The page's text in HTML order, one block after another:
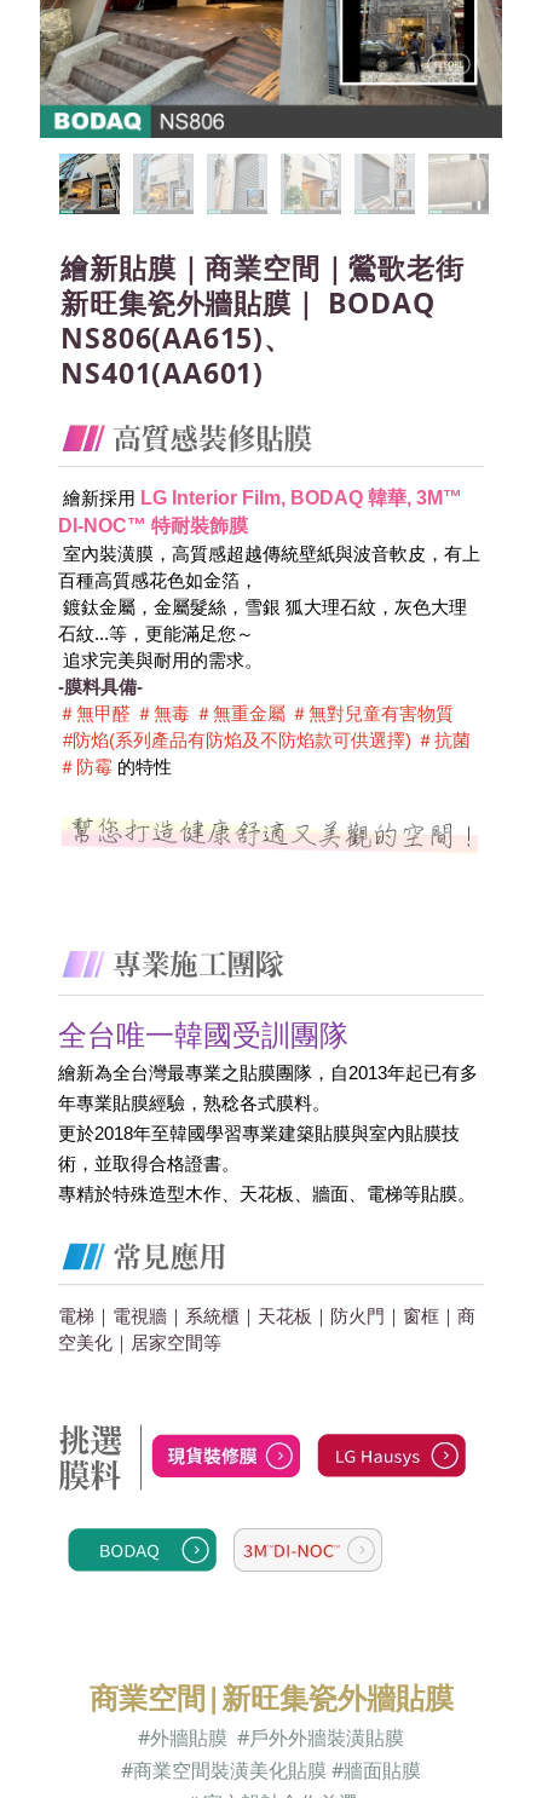
繪新貼膜｜商業空間｜鶯歌老街
新旺集瓷外牆貼膜｜ BODAQ
NS806(AA615)、
NS401(AA601)
繪新採用 LG Interior Film, BODAQ 韓華, 3M™
DI-NOC™ 特耐裝飾膜
百種高質感花色如金箔，
石紋...等，更能滿足您～
追求完美與耐用的需求。
-膜料具備-
＃無甲醛 ＃無毒 ＃無重金屬 ＃無對兒童有害物質
＃防霉 的特性
全台唯一韓國受訓團隊
繪新為全台灣最專業之貼膜團隊，自2013年起已有多
年專業貼膜經驗，熟稔各式膜料。
更於2018年至韓國學習專業建築貼膜與室內貼膜技
術，並取得合格證書。
專精於特殊造型木作、天花板、牆面、電梯等貼膜。
電梯｜電視牆｜系統櫃｜天花板｜防火門｜窗框｜商
空美化 ｜居家空間等
商業空間|新旺集瓷外牆貼膜
#外牆貼膜 #戶外外牆裝潢貼膜
#商業空間裝潢美化貼膜 #牆面貼膜